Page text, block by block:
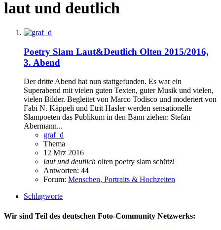
laut und deutlich
Poetry Slam Laut&Deutlich Olten 2015/2016,
3. Abend
Der dritte Abend hat nun stattgefunden. Es war ein
Superabend mit vielen guten Texten, guter Musik und vielen,
vielen Bilder. Begleitet von Marco Todisco und moderiert von
Fabi N. Käppeli und Etrit Hasler werden sensationelle
Slampoeten das Publikum in den Bann ziehen: Stefan
Abermann...
graf_d
Thema
12 Mrz 2016
laut und deutlich olten poetry slam schützi
Antworten: 44
Forum: Menschen, Portraits & Hochzeiten
Schlagworte
Wir sind Teil des deutschen Foto-Community Netzwerks: